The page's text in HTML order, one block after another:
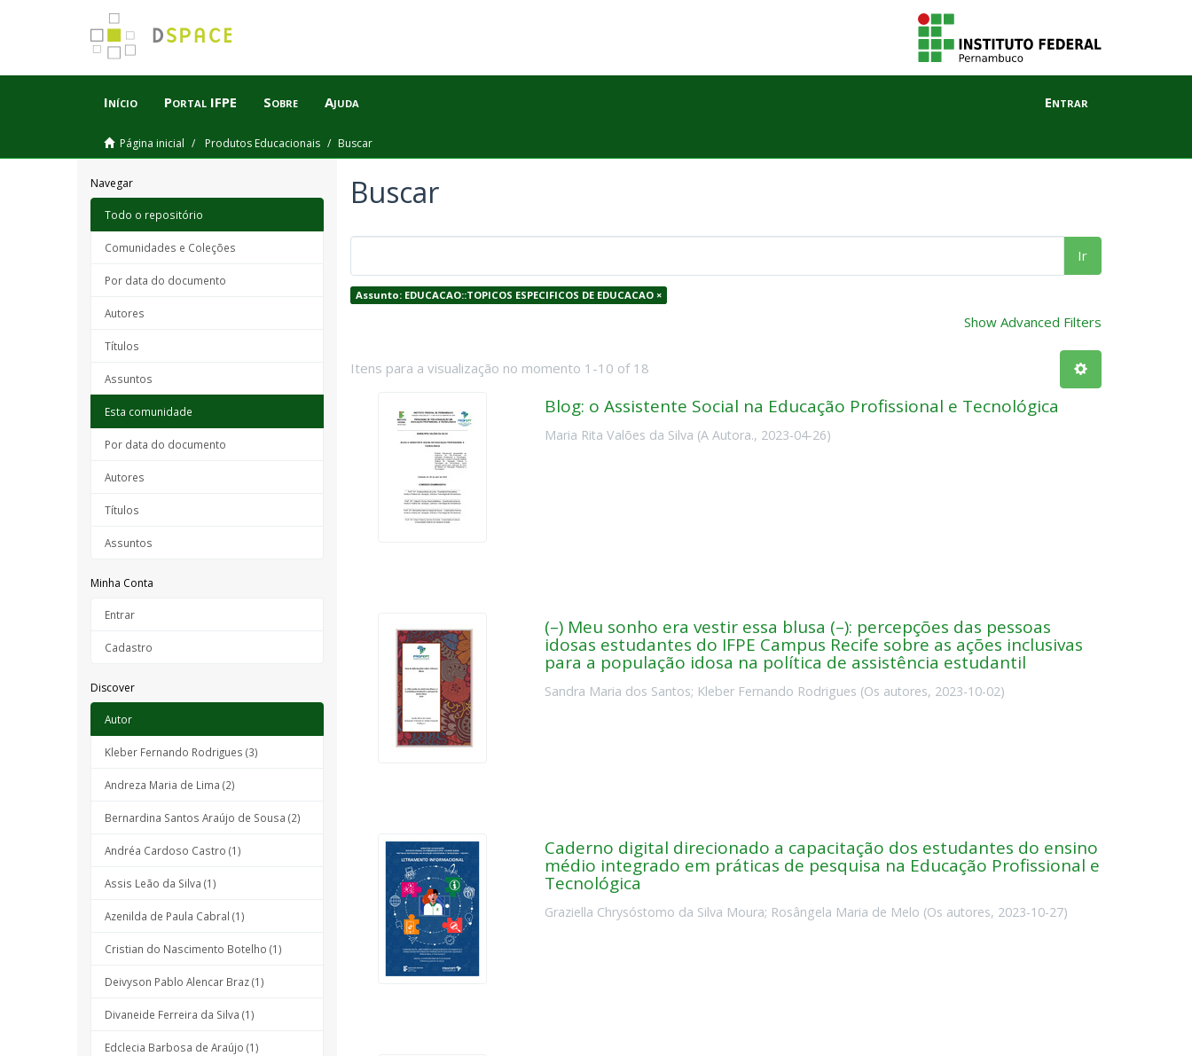
Início Portal IFPE Sobre Ajuda Entrar
Página inicial Produtos Educacionais Buscar
Navegar
Todo o repositório
Comunidades e Coleções
Por data do documento
Autores
Títulos
Assuntos
Esta comunidade
Por data do documento
Autores
Títulos
Assuntos
Minha Conta
Entrar
Cadastro
Discover
Autor
Kleber Fernando Rodrigues (3)
Andreza Maria de Lima (2)
Bernardina Santos Araújo de Sousa (2)
Andréa Cardoso Castro (1)
Assis Leão da Silva (1)
Azenilda de Paula Cabral (1)
Cristian do Nascimento Botelho (1)
Deivyson Pablo Alencar Braz (1)
Divaneide Ferreira da Silva (1)
Edclecia Barbosa de Araújo (1)
Buscar
Ir
Assunto: EDUCACAO::TOPICOS ESPECIFICOS DE EDUCACAO ×
Show Advanced Filters
Itens para a visualização no momento 1-10 of 18
Blog: o Assistente Social na Educação Profissional e Tecnológica
Maria Rita Valões da Silva (A Autora., 2023-04-26)
(–) Meu sonho era vestir essa blusa (–): percepções das pessoas
idosas estudantes do IFPE Campus Recife sobre as ações inclusivas
para a população idosa na política de assistência estudantil
Sandra Maria dos Santos; Kleber Fernando Rodrigues (Os autores, 2023-10-02)
Caderno digital direcionado a capacitação dos estudantes do ensino
médio integrado em práticas de pesquisa na Educação Profissional e
Tecnológica
Graziella Chrysóstomo da Silva Moura; Rosângela Maria de Melo (Os autores, 2023-10-27)